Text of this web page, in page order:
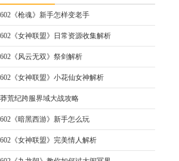
602《枪魂》新手怎样变老手
602《女神联盟》日常资源收集解析
602《风云无双》祭剑解析
602《女神联盟》小花仙女神解析
莽荒纪跨服界域大战攻略
602《暗黑西游》新手怎么玩
602《女神联盟》完美情人解析